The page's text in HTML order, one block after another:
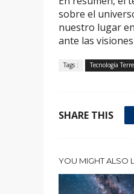
sobre el
nuestro lugar
ante las
Tags : Tecnología
SHARE THIS
YOU MIGHT ALSO